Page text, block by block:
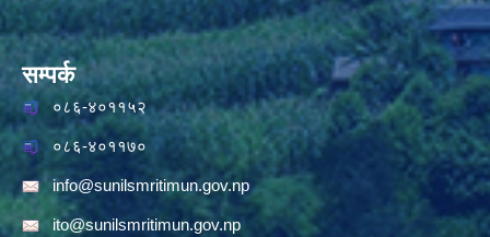
सम्पर्क
०८६-४०११५२
०८६-४०११७०
info@sunilsmritimun.gov.np
ito@sunilsmritimun.gov.np